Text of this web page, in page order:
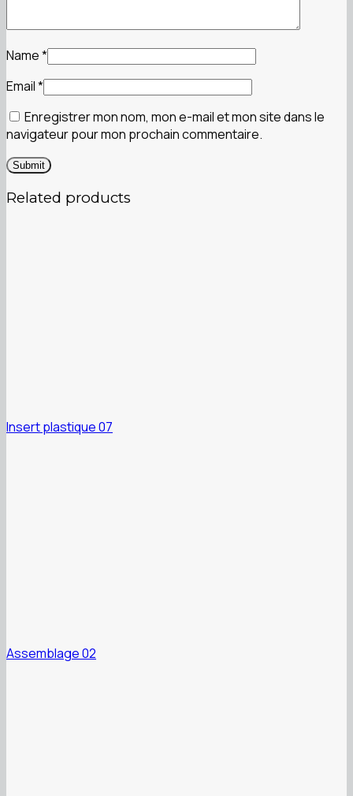
Name*
Email*
Enregistrer mon nom, mon e-mail et mon site dans le
navigateur pour mon prochain commentaire.
Related products
Insert plastique 07
Assemblage 02